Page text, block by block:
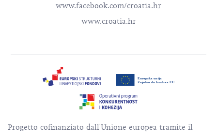
www.facebook.com/croatia.hr
www.croatia.hr
Progetto cofinanziato dall'Unione europea tramite il